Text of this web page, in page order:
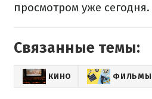
просмотром уже сегодня.
Связанные темы:
КИНО ФИЛЬМЫ